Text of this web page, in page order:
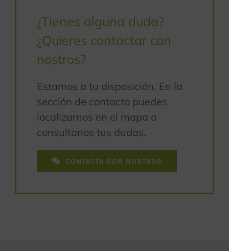
¿Tienes alguna duda?
¿Quieres contactar con
nostros?
Estamos a tu disposición. En la
sección de contacto puedes
localizarnos en el mapa o
consultanos tus dudas.
CONTACTA CON NOSTROS